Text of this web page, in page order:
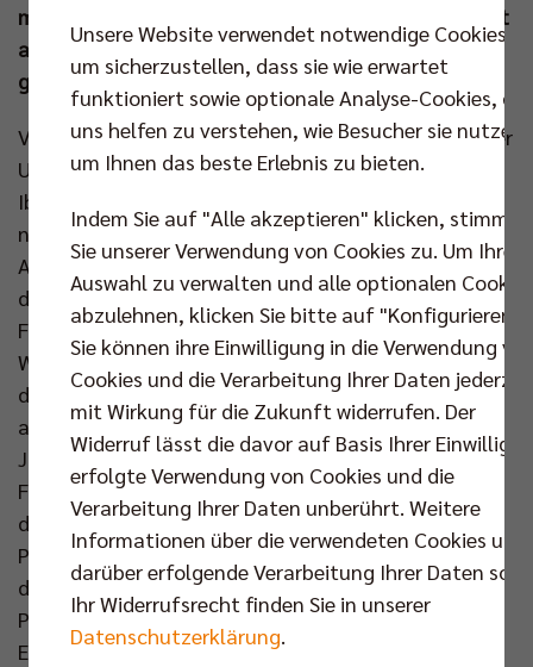
möglichen Finalspielen war eine Auswahlmannschaft
aus der Hauptstadt vertreten, zwei davon konnten
gewonnen und mit dem Meistertitel gekrönt werden.
Vor gut zwei Wochen läuteten die SCC JUNIORS in der
U16 den Medaillenregen ein und brachten aus
Ibbenbüren Silber mit zurück an die Spree. Die
neuesten Auszeichnungen für die Berliner
Auswahlteams glänzen nun sogar golden. Während
die BR Volleys in der Max-Schmeling-Halle mir ihren
Fans die Meisterschaft feierten, spielte am selben
Wochenende im 500 Kilometer entfernten Dachau
das U14-Team der SG Rotation Prenzlauer Berg groß
auf. Keinen Satz gab die Mannschaft um Kapitän
Jacob Diallo im Turnierverlauf ab und erst der
Finalgegner aus Zirndorf schaffte es gegen die
dominanten Berliner überhaupt einmal über die 20-
Punkte-Marke (25:10, 25:22). Zuvor ließ RPB auch
dem zweiten Vertreter aus dem Nordwesten, dem SC
Potsdam, im Halbfinale, keine Chance (25:11, 25:8).
Entsprechend verdient war der Titel und euphorisch
Unsere Website verwendet notwendige Cookies,
um sicherzustellen, dass sie wie erwartet
funktioniert sowie optionale Analyse-Cookies, die
uns helfen zu verstehen, wie Besucher sie nutzen,
um Ihnen das beste Erlebnis zu bieten.
Indem Sie auf "Alle akzeptieren" klicken, stimmen
Sie unserer Verwendung von Cookies zu. Um Ihre
Auswahl zu verwalten und alle optionalen Cookies
abzulehnen, klicken Sie bitte auf "Konfigurieren".
Sie können ihre Einwilligung in die Verwendung
Cookies und die Verarbeitung Ihrer Daten
mit Wirkung für die Zukunft widerrufen. Der
Widerruf lässt die davor auf Basis Ihrer
erfolgte Verwendung von Cookies und die
Verarbeitung Ihrer Daten unberührt. Weitere
Informationen über die verwendeten Cookies und
darüber erfolgende Verarbeitung Ihrer Daten
Ihr Widerrufsrecht finden Sie in unserer
Datenschutzerklärung.